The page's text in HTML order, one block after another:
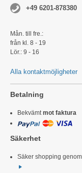
+49 6201-878380
Mån. till fre.:
från kl. 8 - 19
Lör.: 9 - 16
Alla kontaktmöjligheter
Betalning
Bekvämtmot faktura
Säkerhet
Säker shopping